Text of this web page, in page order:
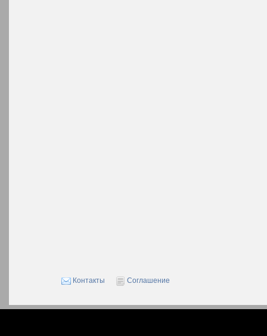
Контакты Соглашение